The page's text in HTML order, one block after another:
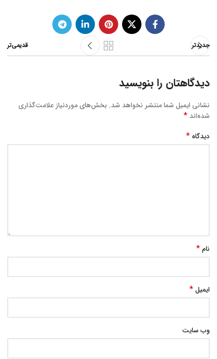
جدیدتر قدیمی‌تر
دیدگاهتان را بنویسید
نشانی ایمیل شما منتشر نخواهد شد. بخش‌های موردنیاز علامت‌گذاری
شده‌اند *
دیدگاه *
نام*
ایمیل*
وب‌ سایت